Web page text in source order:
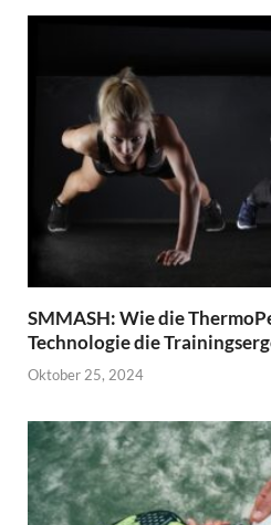
SMMASH: Wie die
Technologie die
Oktober 25, 2024